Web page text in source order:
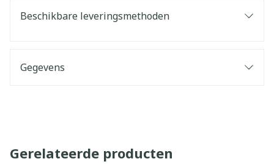
Beschikbare leveringsmethoden
Gegevens
Gerelateerde producten